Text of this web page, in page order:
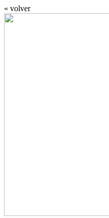
« volver